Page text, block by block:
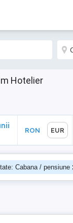
Hotelier
RON EUR
Cabana / pensiune